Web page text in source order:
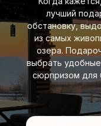
лучший
обстановку,
из самых
озера.
выбрать
сюрпризом для